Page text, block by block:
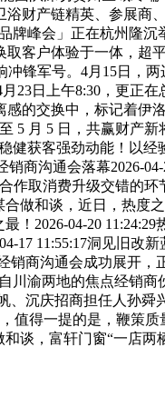
财产链精英、参展商
峰会」正在杭州隆沉
客户体验于一体，超
锋军号。4月15日，
23日上午8:30，更正
的交换中，标记着伊
5 月 5 日，共赢财产
获客强劲动能！以经
商沟通会落幕2026-
作取消费升级交错的
做和谈，近日，热度
2026-04-20
17 11:55:17洞见旧改
销商沟通会成功展开
川渝两地的焦点经销
沉庆招商担任人孙舜
得一提的是，鞭策质
谈，富轩门窗“一店两